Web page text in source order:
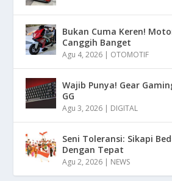
Bukan Cuma Keren!
Canggih Banget
Agu 4, 2026 | OTOMOTIF
Wajib Punya! Gear
GG
Agu 3, 2026 | DIGITAL
Seni Toleransi: Sikapi
Dengan Tepat
Agu 2, 2026 | NEWS